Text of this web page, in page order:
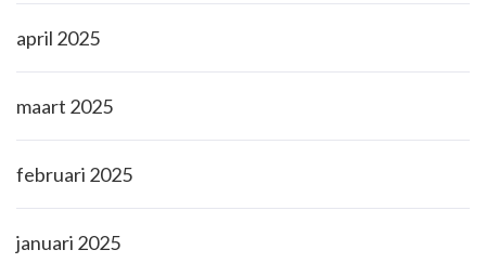
april 2025
maart 2025
februari 2025
januari 2025